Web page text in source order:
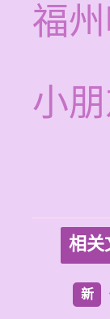
福
小
相关
新